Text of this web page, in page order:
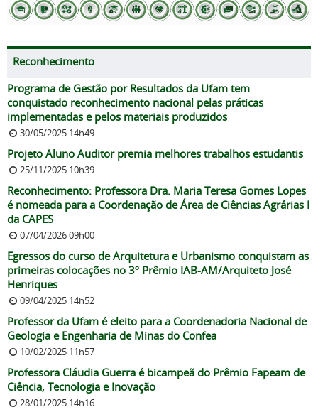
Reconhecimento
Programa de Gestão por Resultados da Ufam tem
conquistado reconhecimento nacional pelas práticas
implementadas e pelos materiais produzidos
30/05/2025 14h49
Projeto Aluno Auditor premia melhores trabalhos estudantis
25/11/2025 10h39
Reconhecimento: Professora Dra. Maria Teresa Gomes Lopes
é nomeada para a Coordenação de Área de Ciências Agrárias I
da CAPES
07/04/2026 09h00
Egressos do curso de Arquitetura e Urbanismo conquistam as
primeiras colocações no 3º Prêmio IAB-AM/Arquiteto José
Henriques
09/04/2025 14h52
Professor da Ufam é eleito para a Coordenadoria Nacional de
Geologia e Engenharia de Minas do Confea
10/02/2025 11h57
Professora Cláudia Guerra é bicampeã do Prêmio Fapeam de
Ciência, Tecnologia e Inovação
28/01/2025 14h16